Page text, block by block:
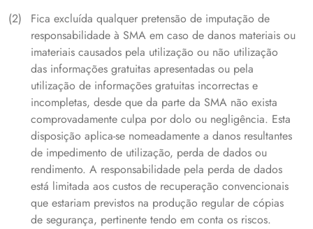
Fica excluída qualquer pretensão de imputação de
responsabilidade à SMA em caso de danos materiais ou
imateriais causados pela utilização ou não utilização
das informações gratuitas apresentadas ou pela
utilização de informações gratuitas incorrectas e
incompletas, desde que da parte da SMA não exista
comprovadamente culpa por dolo ou negligência. Esta
disposição aplica-se nomeadamente a danos resultantes
de impedimento de utilização, perda de dados ou
rendimento. A responsabilidade pela perda de dados
está limitada aos custos de recuperação convencionais
que estariam previstos na produção regular de cópias
de segurança, pertinente tendo em conta os riscos.